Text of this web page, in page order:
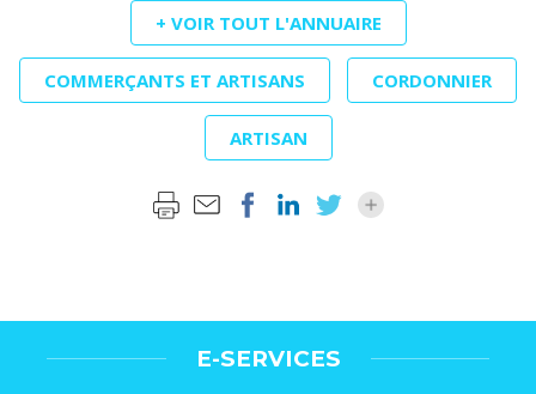
+ VOIR TOUT L'ANNUAIRE
COMMERÇANTS ET ARTISANS CORDONNIER
ARTISAN
E-SERVICES